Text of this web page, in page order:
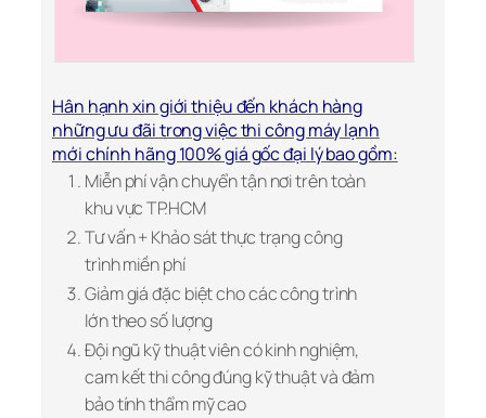
Hân hạnh xin giới thiệu đến khách hàng
những ưu đãi trong việc thi công máy lạnh
mới chính hãng 100% giá gốc đại lý bao gồm:
Miễn phí vận chuyển tận nơi trên toàn
khu vực TP.HCM
Tư vấn + Khảo sát thực trạng công
trình miền phí
Giảm giá đặc biệt cho các công trình
lớn theo số lượng
Đội ngũ kỹ thuật viên có kinh nghiệm,
cam kết thi công đúng kỹ thuật và đảm
bảo tính thẩm mỹ cao